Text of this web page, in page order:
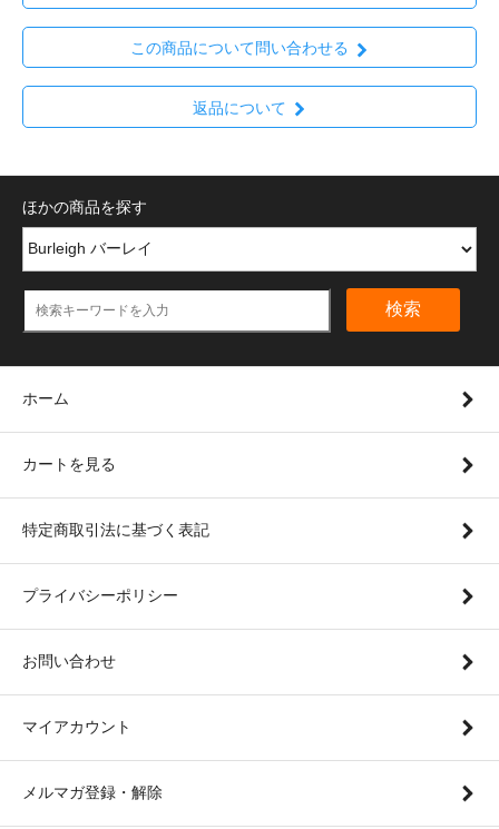
この商品について問い合わせる
返品について
ほかの商品を探す
検索
ホーム
カートを見る
特定商取引法に基づく表記
プライバシーポリシー
お問い合わせ
マイアカウント
メルマガ登録・解除